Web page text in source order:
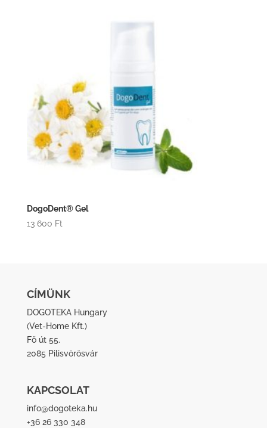
DogoDent® Gel
13 600 Ft
CÍMÜNK
DOGOTEKA Hungary
(Vet-Home Kft.)
Fő út 55.
2085 Pilisvörösvár
KAPCSOLAT
info@dogoteka.hu
+36 26 330 348